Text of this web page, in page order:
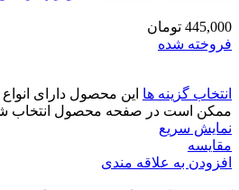
445,000 تومان
فروخته شده
انتخاب گزینه ها این محصول دارای
ممکن است در صفحه محصول انتخاب
نمایش سریع
مقايسه
افزودن به علاقه مندی